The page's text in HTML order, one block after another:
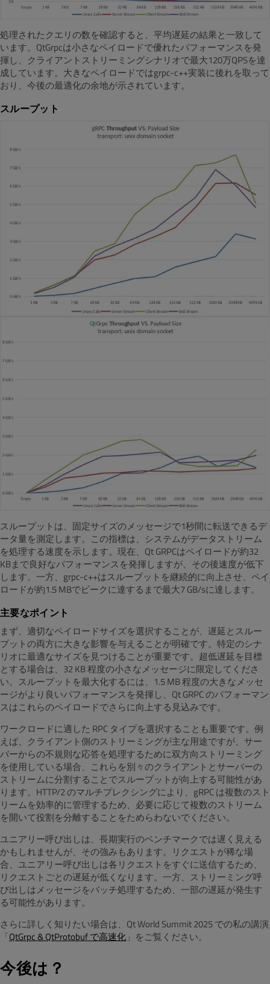
処理されたクエリの数を確認すると、平均遅延の結果と一致して
います。QtGrpcは小さなペイロードで優れたパフォーマンスを発
揮し、クライアントストリーミングシナリオで最大120万QPSを達
成しています。大きなペイロードではgrpc-c++実装に後れを取って
おり、今後の最適化の余地が示されています。
スループット
スループットは、固定サイズのメッセージで1秒間に転送できるデ
ータ量を測定します。この指標は、システムがデータストリーム
を処理する速度を示します。現在、Qt GRPCはペイロードが約32
KBまで良好なパフォーマンスを発揮しますが、その後速度が低下
します。一方、grpc-c++はスループットを継続的に向上させ、ペイ
ロードが約1.5 MBでピークに達するまで最大7 GB/sに達します。
主要なポイント
まず、適切なペイロードサイズを選択することが、遅延とスルー
プットの両方に大きな影響を与えることが明確です。特定のシナ
リオに最適なサイズを見つけることが重要です。超低遅延を目標
とする場合は、32 KB 程度の小さなメッセージに限定してくださ
い。スループットを最大化するには、1.5 MB 程度の大きなメッセ
ージがより良いパフォーマンスを発揮し、Qt GRPC のパフォーマン
スはこれらのペイロードでさらに向上する見込みです。
ワークロードに適した RPC タイプを選択することも重要です。例
えば、クライアント側のストリーミングが主な用途ですが、サー
バーからの不規則な応答を処理するために双方向ストリーミング
を使用している場合、これらを別々のクライアントとサーバーの
ストリームに分割することでスループットが向上する可能性があ
ります。HTTP/2 のマルチプレクシングにより、gRPC は複数のスト
リームを効率的に管理するため、必要に応じて複数のストリーム
を開いて役割を分離することをためらわないでください。
ユニアリー呼び出しは、長期実行のベンチマークでは遅く見える
かもしれませんが、その強みもあります。リクエストが稀な場
合、ユニアリー呼び出しは各リクエストをすぐに送信するため、
リクエストごとの遅延が低くなります。一方、ストリーミング呼
び出しはメッセージをバッチ処理するため、一部の遅延が発生す
る可能性があります。
さらに詳しく知りたい場合は、Qt World Summit 2025 での私の講演
「QtGrpc & QtProtobuf で高速化 」をご覧ください。
今後は？